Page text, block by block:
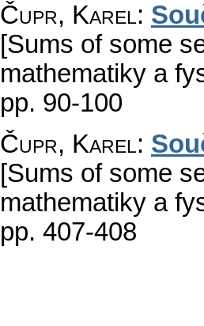
Čupr, Karel:
[Sums of some
mathematiky a
pp. 90-100
Čupr, Karel:
[Sums of some
mathematiky a
pp. 407-408